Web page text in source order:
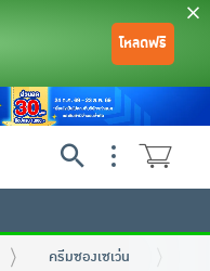
โหลดฟรี
ครีมซองเซเว่น